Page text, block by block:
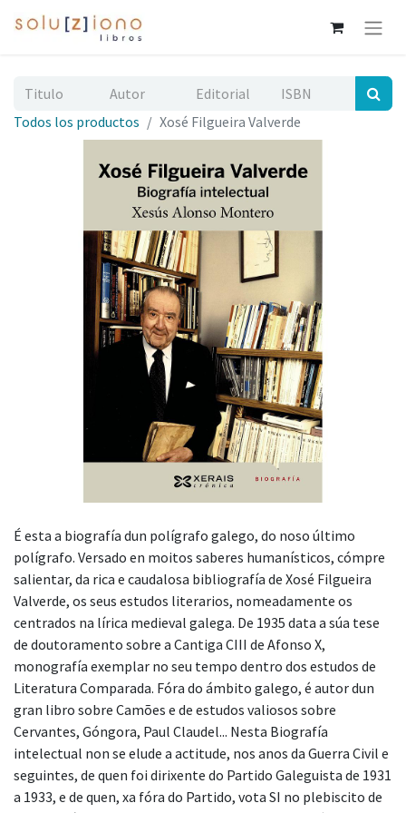
Todos los productos Xosé Filgueira Valverde
É esta a biografía dun polígrafo galego, do noso último
polígrafo. Versado en moitos saberes humanísticos, cómpre
salientar, da rica e caudalosa bibliografía de Xosé Filgueira
Valverde, os seus estudos literarios, nomeadamente os
centrados na lírica medieval galega. De 1935 data a súa tese
de doutoramento sobre a Cantiga CIII de Afonso X,
monografía exemplar no seu tempo dentro dos estudos de
Literatura Comparada. Fóra do ámbito galego, é autor dun
gran libro sobre Camões e de estudos valiosos sobre
Cervantes, Góngora, Paul Claudel... Nesta Biografía
intelectual non se elude a actitude, nos anos da Guerra Civil e
seguintes, de quen foi dirixente do Partido Galeguista de 1931
a 1933, e de quen, xa fóra do Partido, vota SI no plebiscito de